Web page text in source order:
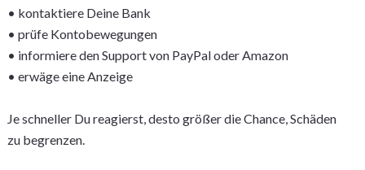
• kontaktiere Deine Bank
• prüfe Kontobewegungen
• informiere den Support von PayPal oder Amazon
• erwäge eine Anzeige
Je schneller Du reagierst, desto größer die Chance, Schäden
zu begrenzen.